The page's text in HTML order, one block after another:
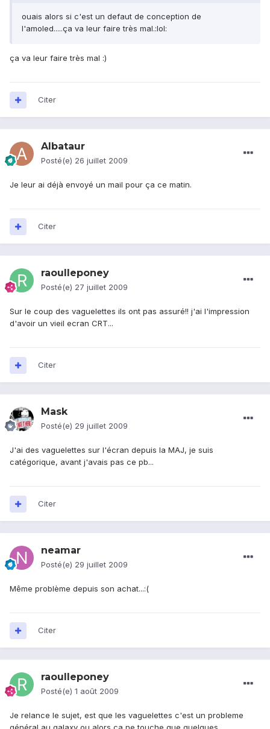
ouais alors si c'est un defaut de conception de
l'amoled.....ça va leur faire très mal.:lol:
ça va leur faire très mal :)
Citer
Albataur
Posté(e) 26 juillet 2009
Je leur ai déjà envoyé un mail pour ça ce matin.
Citer
raoulleponey
Posté(e) 27 juillet 2009
Sur le coup des vaguelettes ils ont pas assuré!! j'ai l'impression
d'avoir un vieil ecran CRT...
Citer
Mask
Posté(e) 29 juillet 2009
J'ai des vaguelettes sur l'écran depuis la MAJ, je suis
catégorique, avant j'avais pas ce pb...
Citer
neamar
Posté(e) 29 juillet 2009
Même problème depuis son achat...:(
Citer
raoulleponey
Posté(e) 1 août 2009
Je relance le sujet, est que les vaguelettes c'est un probleme